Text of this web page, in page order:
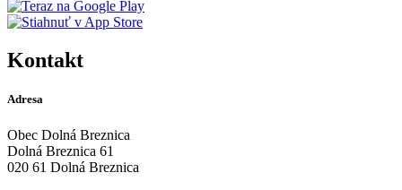
Kontakt
Adresa
Obec Dolná Breznica
Dolná Breznica 61
020 61 Dolná Breznica